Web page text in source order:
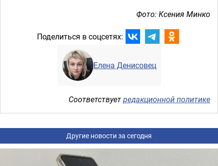
Фото: Ксения Минко
Поделиться в соцсетях:
Елена Денисовец
Соответствуетредакционной политике
Другие новости за сегодня